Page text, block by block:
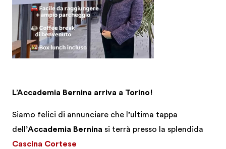
L’Accademia Bernina arriva a Torino!
Siamo felici di annunciare che l’ultima tappa
dell’Accademia Bernina si terrà presso la splendida
Cascina Cortese